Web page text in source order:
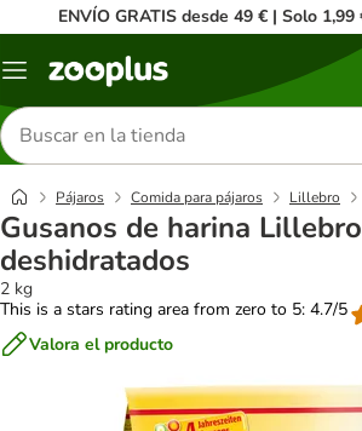
ENVÍO GRATIS desde 49 € | Solo
Menú
Buscar
productos
Pájaros Comida para pájaros Lillebro
Gusanos de harina
deshidratados
2 kg
This is a stars rating area from zero to 5: 4.7/5
Valora el producto